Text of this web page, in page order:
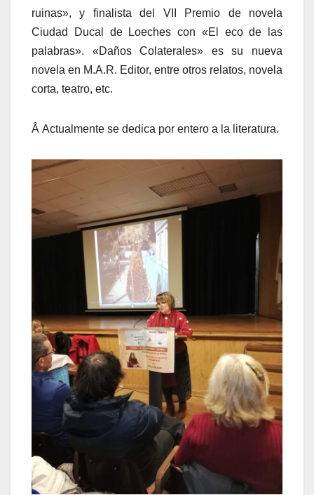
ruinas», y finalista del VII Premio de novela
Ciudad Ducal de Loeches con «El eco de las
palabras». «Daños Colaterales» es su nueva
novela en M.A.R. Editor, entre otros relatos, novela
corta, teatro, etc.
Â Actualmente se dedica por entero a la literatura.